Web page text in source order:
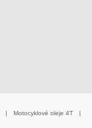
Motocyklové oleje 4T